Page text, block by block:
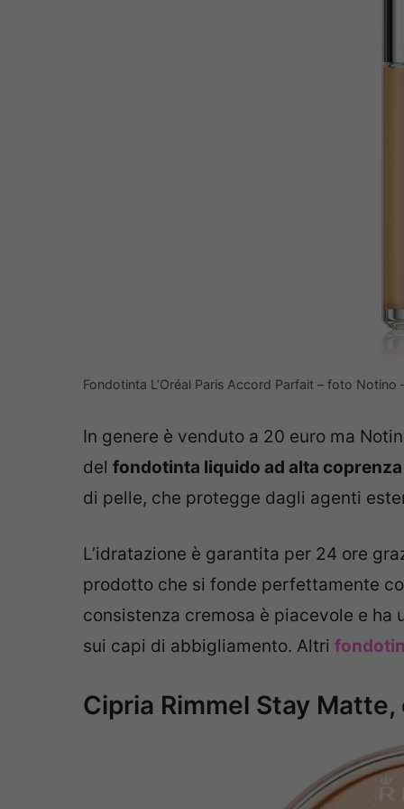
Fondotinta L’Oréal Paris Accord Parfait – foto Notino
In genere è venduto a 20 euro ma
del fondotinta liquido ad alta coprenza
di pelle, che protegge dagli agenti
L’idratazione è garantita per 24 ore
prodotto che si fonde perfettamente
consistenza cremosa è piacevole e
sui capi di abbigliamento. Altri
Cipria Rimmel Stay